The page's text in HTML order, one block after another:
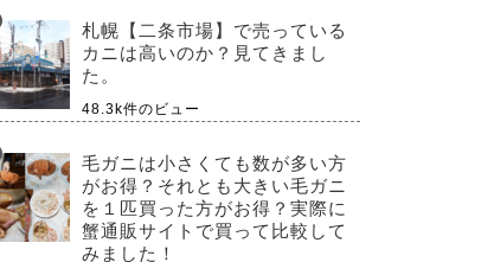
札幌【二条市場】で売っている
カニは高いのか？見てきまし
た。
48.3k件のビュー
毛ガニは小さくても数が多い方
がお得？それとも大きい毛ガニ
を１匹買った方がお得？実際に
蟹通販サイトで買って比較して
みました！